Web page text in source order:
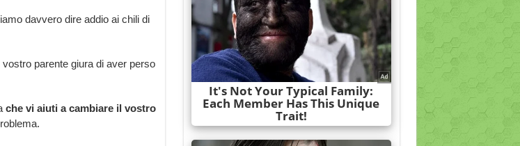
davvero dire addio ai chili di
parente giura di aver perso
che vi aiuti a cambiare il vostro